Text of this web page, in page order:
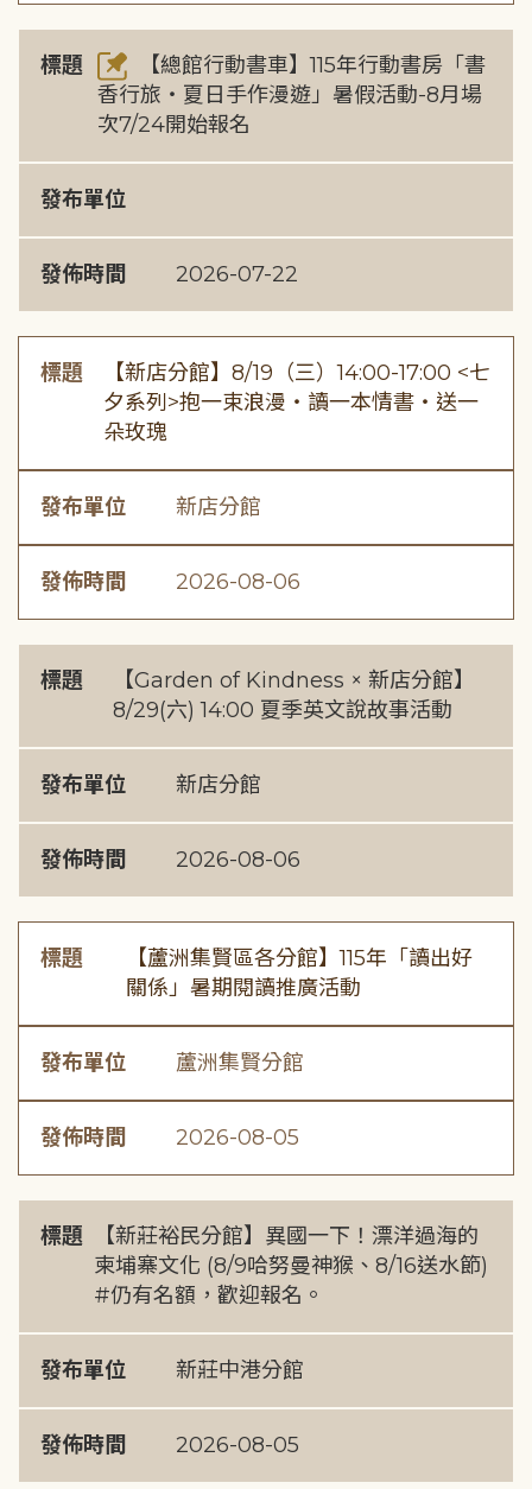
標題
【總館行動書車】115年行動書房「書
香行旅・夏日手作漫遊」暑假活動-8月場
次7/24開始報名
發布單位
發佈時間 2026-07-22
標題
【新店分館】8/19（三）14:00-17:00 <七
夕系列>抱一束浪漫・讀一本情書・送一
朵玫瑰
發布單位 新店分館
發佈時間 2026-08-06
標題
【Garden of Kindness × 新店分館】
8/29(六) 14:00 夏季英文說故事活動
發布單位 新店分館
發佈時間 2026-08-06
標題
【蘆洲集賢區各分館】115年「讀出好
關係」暑期閱讀推廣活動
發布單位 蘆洲集賢分館
發佈時間 2026-08-05
標題
【新莊裕民分館】異國一下！漂洋過海的
柬埔寨文化 (8/9哈努曼神猴、8/16送水節)
#仍有名額，歡迎報名。
發布單位 新莊中港分館
發佈時間 2026-08-05